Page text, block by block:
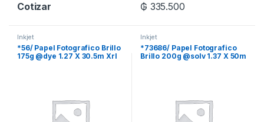
Cotizar ₲ 335.500
Inkjet
*56/ Papel Fotografico Brillo
175g @dye 1.27 X 30.5m Xrl
Inkjet
*73686/ Papel Fotografico
Brillo 200g @solv 1.37 X 50m